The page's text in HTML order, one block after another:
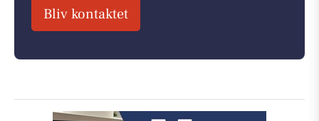
Bliv kontaktet